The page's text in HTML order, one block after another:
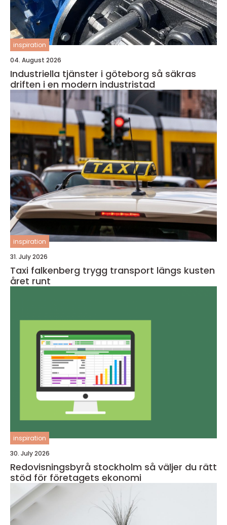
inspiration
04. August 2026
Industriella tjänster i göteborg så säkras
driften i en modern industristad
inspiration
31. July 2026
Taxi falkenberg trygg transport längs kusten
året runt
inspiration
30. July 2026
Redovisningsbyrå stockholm så väljer du rätt
stöd för företagets ekonomi